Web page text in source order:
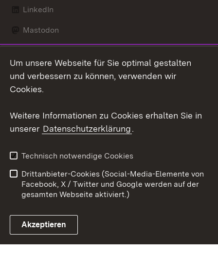
LinkedIn
Mastodon
X / Twitter
Youtube
Link zum Landesportal
Kontakt
Datenschutz
Barrierefreiheit
Impressum Cookies
Um unsere Webseite für Sie optimal gestalten
und verbessern zu können, verwenden wir
Cookies.
Weitere Informationen zu Cookies erhalten Sie in
unserer Datenschutzerklärung.
Technisch notwendige Cookies
Drittanbieter-Cookies (Social-Media-Elemente von
Facebook, X / Twitter und Google werden auf der
gesamten Webseite aktiviert.)
Akzeptieren